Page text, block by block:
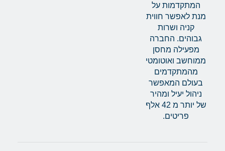
המתקדמות על
מנת לאפשר חווית
קניה ושרות
גבוהים. החברה
מפעילה מחסן
ממוחשב ואוטומטי
מהמתקדמים
בעולם המאפשר
ניהול יעיל ומהיר
של יותר מ 42 אלף
פריטים.